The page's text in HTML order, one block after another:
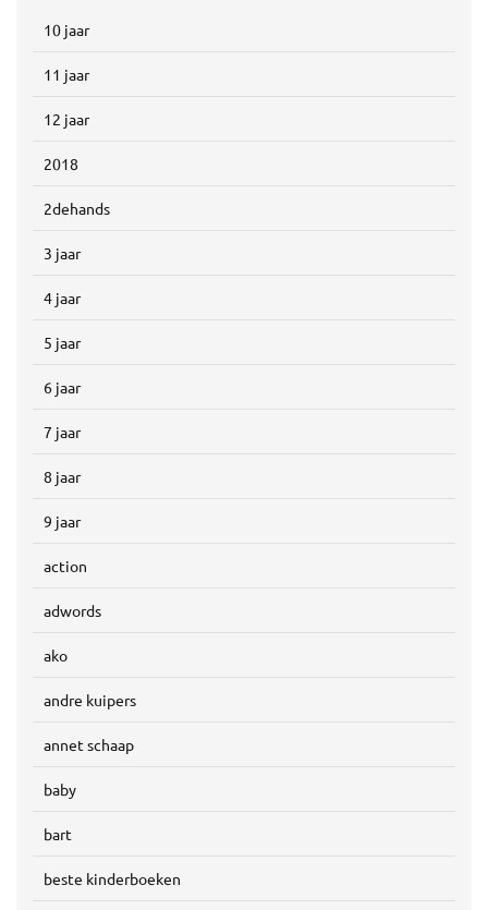
10 jaar
11 jaar
12 jaar
2018
2dehands
3 jaar
4 jaar
5 jaar
6 jaar
7 jaar
8 jaar
9 jaar
action
adwords
ako
andre kuipers
annet schaap
baby
bart
beste kinderboeken